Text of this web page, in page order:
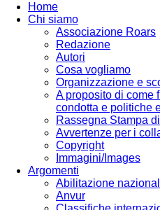
Home
Chi siamo
Associazione Roars
Redazione
Autori
Cosa vogliamo
Organizzazione e
A proposito di come
condotta e politiche
Rassegna Stampa
Avvertenze per i
Copyright
Immagini/Images
Argomenti
Abilitazione
Anvur